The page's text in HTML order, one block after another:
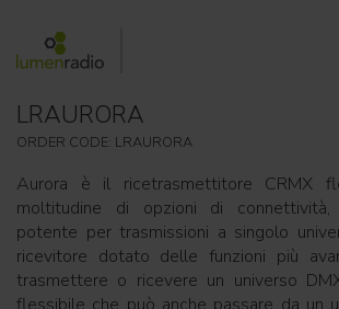
LRAURORA
ORDER CODE: LRAURORA
Aurora è il ricetrasmettitore CRMX
moltitudine di opzioni di connettività,
potente per trasmissioni a singolo
ricevitore dotato delle funzioni più
trasmettere o ricevere un universo